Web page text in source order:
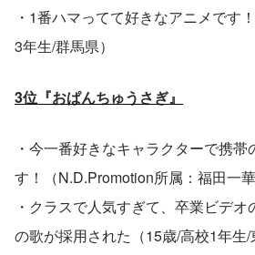
・1番ハマってて好きなアニメです
3年生/群馬県）
3位『おぱんちゅうさぎ』
・今一番好きなキャラクターで携帯
す！（N.D.Promotion所属：福田一華
・クラスで人気すぎて、卒業ビデ
の歌が採用された（15歳/高校1年生/